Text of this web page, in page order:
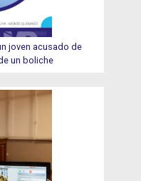
joven acusado de
un boliche